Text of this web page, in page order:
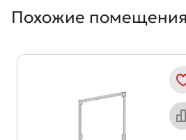
Похожие помещения